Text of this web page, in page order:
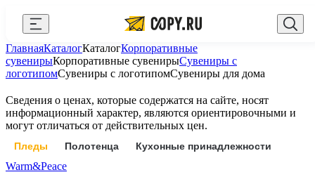
Выберите город
AI Copy.ru
API и интеграции
Сувениры с логотипом
Калькулятор
Закрыть
ГлавнаяКаталогКаталогКорпоративные
сувенирыКорпоративные сувенирыСувениры с
логотипомСувениры с логотипомСувениры для дома
Сведения о ценах, которые содержатся на сайте, носят
информационный характер, являются ориентировочными и
могут отличаться от действительных цен.
Пледы Полотенца Кухонные принадлежности
Warm&Peace